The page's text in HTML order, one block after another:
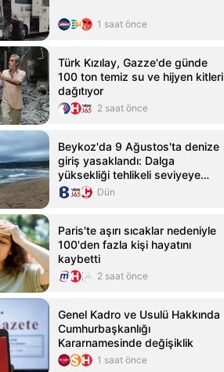
1 saat önce
Türk Kızılay, Gazze'de günde
100 ton temiz su ve hijyen kitleri
dağıtıyor
2 saat önce
Beykoz'da 9 Ağustos'ta denize
giriş yasaklandı: Dalga
yüksekliği tehlikeli seviyeye
ulaştı
Dün
Paris'te aşırı sıcaklar nedeniyle
100'den fazla kişi hayatını
kaybetti
2 saat önce
Genel Kadro ve Usulü Hakkında
Cumhurbaşkanlığı
Kararnamesinde değişiklik
1 saat önce